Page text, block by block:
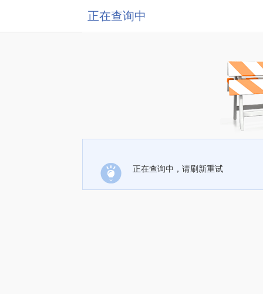
正在查询中
正在查询中，请刷新重试